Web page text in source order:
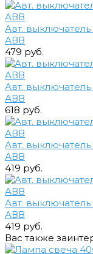
Авт. выключатель
АВВ
479 руб.
Авт. выключатель
АВВ
618 руб.
Авт. выключатель
АВВ
419 руб.
Авт. выключатель
АВВ
419 руб.
Вас также